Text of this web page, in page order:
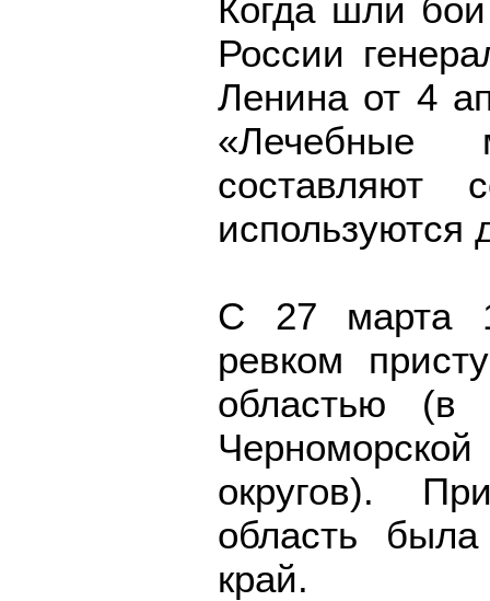
Когда шли
России
Ленина от 4
«Лечебные
составляют
используются
С 27 марта
ревком
областью (в
округов).
область
край.